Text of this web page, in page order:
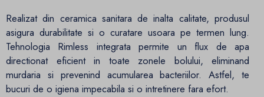
Realizat din ceramica sanitara de inalta calitate, produsul
asigura durabilitate si o curatare usoara pe termen lung.
Tehnologia Rimless integrata permite un flux de apa
directionat eficient in toate zonele bolului, eliminand
murdaria si prevenind acumularea bacteriilor. Astfel, te
bucuri de o igiena impecabila si o intretinere fara efort.